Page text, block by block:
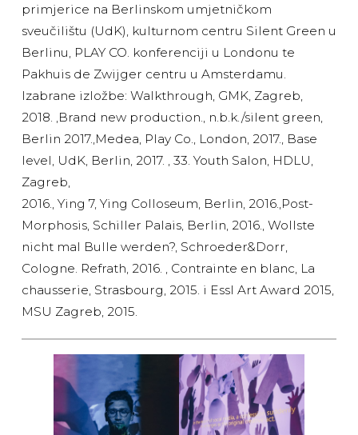
primjerice na Berlinskom umjetničkom
sveučilištu (UdK), kulturnom centru Silent Green u
Berlinu, PLAY CO. konferenciji u Londonu te
Pakhuis de Zwijger centru u Amsterdamu.
Izabrane izložbe: Walkthrough, GMK, Zagreb,
2018. ,Brand new production., n.b.k./silent green,
Berlin 2017.,Medea, Play Co., London, 2017., Base
level, UdK, Berlin, 2017. , 33. Youth Salon, HDLU,
Zagreb,
2016., Ying 7, Ying Colloseum, Berlin, 2016.,Post-
Morphosis, Schiller Palais, Berlin, 2016., Wollste
nicht mal Bulle werden?, Schroeder&Dorr,
Cologne. Refrath, 2016. , Contrainte en blanc, La
chausserie, Strasbourg, 2015. i Essl Art Award 2015,
MSU Zagreb, 2015.